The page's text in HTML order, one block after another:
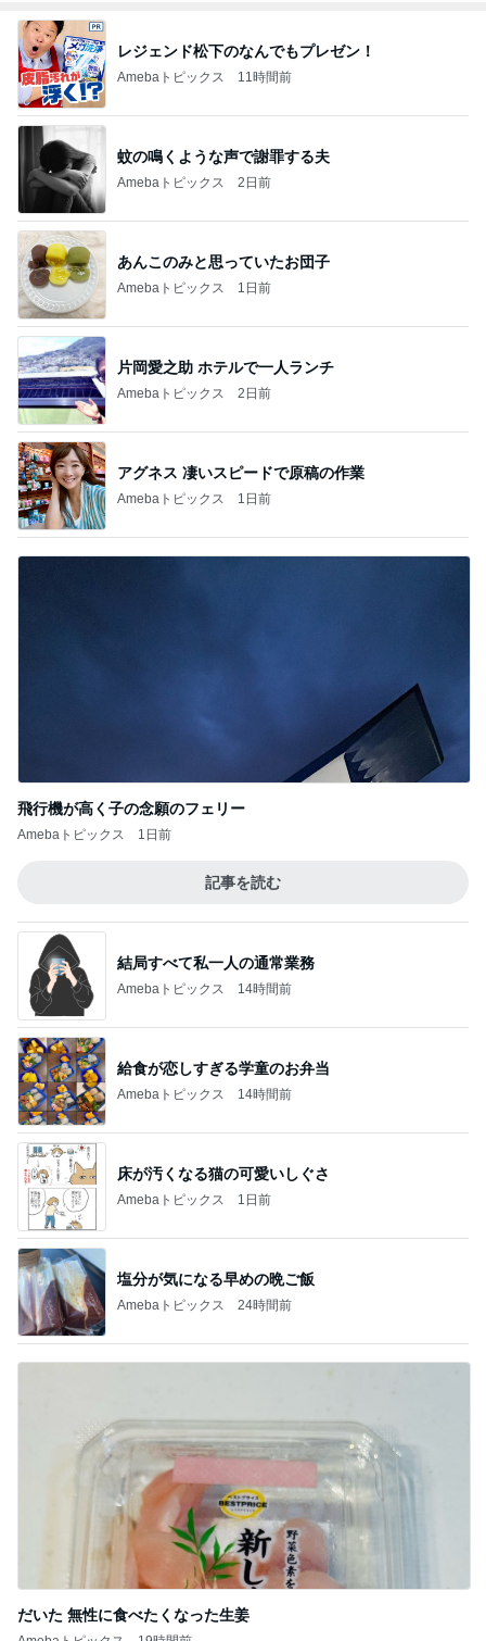
レジェンド松下のなんでもプレゼン！
Amebaトピックス 11時間前
蚊の鳴くような声で謝罪する夫
Amebaトピックス 2日前
あんこのみと思っていたお団子
Amebaトピックス 1日前
片岡愛之助 ホテルで一人ランチ
Amebaトピックス 2日前
アグネス 凄いスピードで原稿の作業
Amebaトピックス 1日前
飛行機が高く子の念願のフェリー
Amebaトピックス 1日前
記事を読む
結局すべて私一人の通常業務
Amebaトピックス 14時間前
給食が恋しすぎる学童のお弁当
Amebaトピックス 14時間前
床が汚くなる猫の可愛いしぐさ
Amebaトピックス 1日前
塩分が気になる早めの晩ご飯
Amebaトピックス 24時間前
だいた 無性に食べたくなった生姜